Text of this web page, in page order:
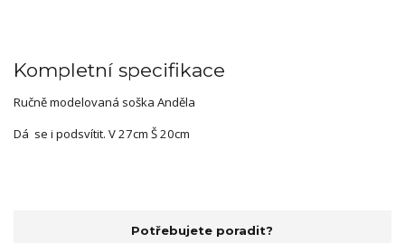
Kompletní specifikace
Ručně modelovaná soška Anděla
Dá se i podsvítit. V 27cm Š 20cm
Potřebujete poradit?